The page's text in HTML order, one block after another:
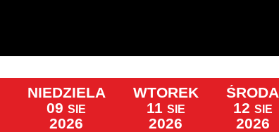
NIEDZIELA
09 SIE
2026
WTOREK
11 SIE
2026
ŚRODA
12 SIE
2026